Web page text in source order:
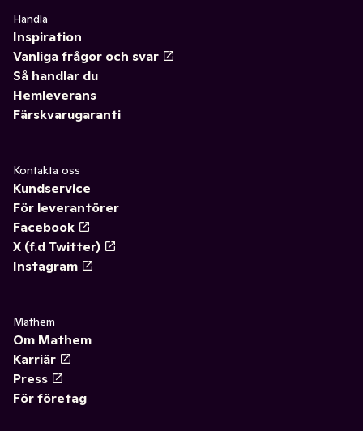
Handla
Inspiration
Vanliga frågor och svar
Så handlar du
Hemleverans
Färskvarugaranti
Kontakta oss
Kundservice
För leverantörer
Facebook
X (f.d Twitter)
Instagram
Mathem
Om Mathem
Karriär
Press
För företag